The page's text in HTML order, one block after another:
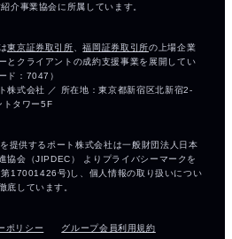
ポリシー グループ会員利用規約